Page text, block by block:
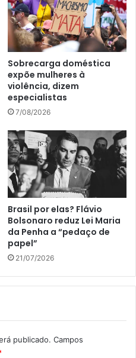
Sobrecarga doméstica
expõe mulheres à
violência, dizem
especialistas
7/08/2026
Brasil por elas? Flávio
Bolsonaro reduz Lei Maria
da Penha a “pedaço de
papel”
21/07/2026
publicado. Campos